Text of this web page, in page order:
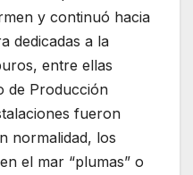
y continuó hacia
dedicadas a la
entre ellas
de Producción
fueron
normalidad, los
el mar “plumas” o